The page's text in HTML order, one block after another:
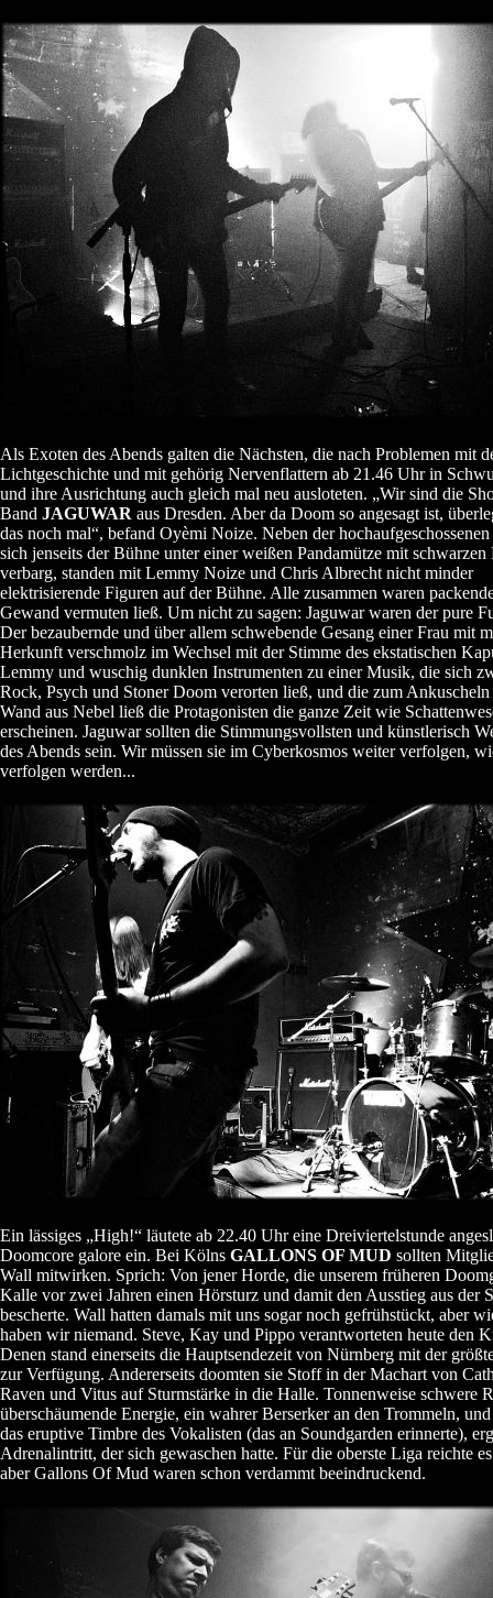
Als Exoten des Abends galten die Nächsten, die nach Problemen mit
Lichtgeschichte und mit gehörig Nervenflattern ab 21.46 Uhr in
und ihre Ausrichtung auch gleich mal neu ausloteten. „Wir sind die
Band JAGUWAR aus Dresden. Aber da Doom so angesagt ist,
das noch mal“, befand Oyèmi Noize. Neben der
sich jenseits der Bühne unter einer weißen Pandamütze mit
verbarg, standen mit Lemmy Noize und Chris Albrecht nicht minder
elektrisierende Figuren auf der Bühne. Alle zusammen waren
Gewand vermuten ließ. Um nicht zu sagen: Jaguwar waren der pure
Der bezaubernde und über allem schwebende Gesang einer Frau mit
Herkunft verschmolz im Wechsel mit der Stimme des ekstatischen
Lemmy und wuschig dunklen Instrumenten zu einer Musik, die sich
Rock, Psych und Stoner Doom verorten ließ, und die zum
Wand aus Nebel ließ die Protagonisten die ganze Zeit wie
erscheinen. Jaguwar sollten die Stimmungsvollsten und künstlerisch
des Abends sein. Wir müssen sie im Cyberkosmos weiter verfolgen,
verfolgen werden...
Ein lässiges „High!“ läutete ab 22.40 Uhr eine Dreiviertelstunde
Doomcore galore ein. Bei Kölns GALLONS OF MUD sollten
Wall mitwirken. Sprich: Von jener Horde, die unserem früheren
Kalle vor zwei Jahren einen Hörsturz und damit den Ausstieg aus der
bescherte. Wall hatten damals mit uns sogar noch gefrühstückt, aber
haben wir niemand. Steve, Kay und Pippo verantworteten heute den
Denen stand einerseits die Hauptsendezeit von Nürnberg mit der
zur Verfügung. Andererseits doomten sie Stoff in der Machart von
Raven und Vitus auf Sturmstärke in die Halle. Tonnenweise schwere
überschäumende Energie, ein wahrer Berserker an den Trommeln,
das eruptive Timbre des Vokalisten (das an Soundgarden erinnerte),
Adrenalintritt, der sich gewaschen hatte. Für die oberste Liga reichte
aber Gallons Of Mud waren schon verdammt beeindruckend.